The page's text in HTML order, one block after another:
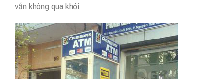
vẫn không qua khỏi.